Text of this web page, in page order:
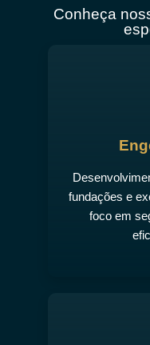
Conheça
fundações e
foco em